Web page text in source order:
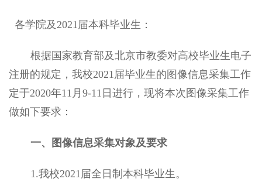
各学院及2021届本科毕业生：
根据国家教育部及北京市教委对高校毕业生电子
注册的规定，我校2021届毕业生的图像信息采集工作
定于2020年11月9-11日进行，现将本次图像采集工作
做如下要求：
一、图像信息采集对象及要求
1.我校2021届全日制本科毕业生。